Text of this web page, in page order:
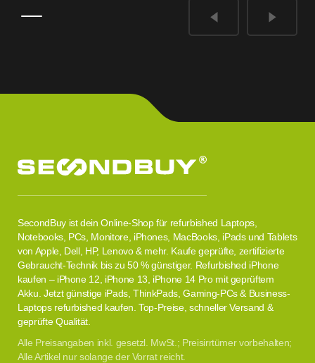
SecondBuy ist dein Online-Shop für refurbished Laptops,
Notebooks, PCs, Monitore, iPhones, MacBooks, iPads und Tablets
von Apple, Dell, HP, Lenovo & mehr. Kaufe geprüfte, zertifizierte
Gebraucht-Technik bis zu 50 % günstiger. Refurbished iPhone
kaufen – iPhone 12, iPhone 13, iPhone 14 Pro mit geprüftem
Akku. Jetzt günstige iPads, ThinkPads, Gaming-PCs & Business-
Laptops refurbished kaufen. Top-Preise, schneller Versand &
geprüfte Qualität.
Alle Preisangaben inkl. gesetzl. MwSt.; Preisirrtümer vorbehalten;
Alle Artikel nur solange der Vorrat reicht.